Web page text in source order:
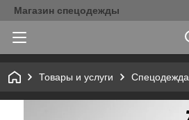
Магазин спецодежды
Товары и услуги Спецодежда